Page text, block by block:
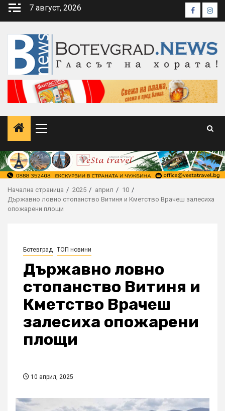
Skip
7 август, 2026 Facebook
Primary
Начална страница 2025 април
10
Държавно ловно стопанство Витиня и Кметство Врачеш залесиха
опожарени площи
Ботевград ТОП новини
Държавно ловно
стопанство Витиня и
Кметство Врачеш
залесиха опожарени
площи
10 април, 2025